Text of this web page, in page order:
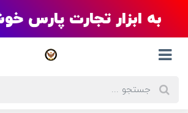
به ابزار تجارت پارس